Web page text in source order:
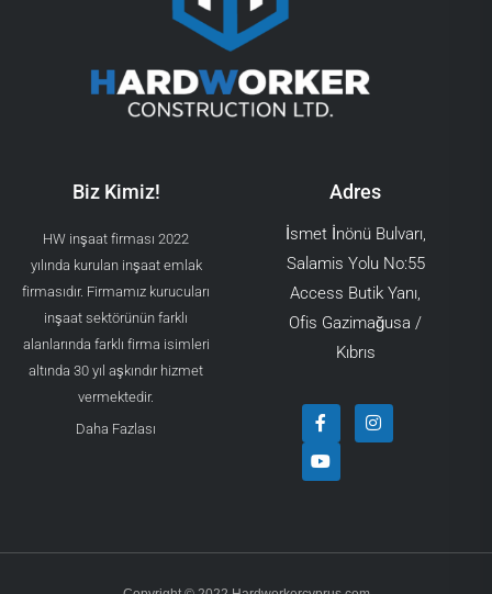
Biz Kimiz!
HW inşaat firması 2022
yılında kurulan inşaat emlak
firmasıdır. Firmamız kurucuları
inşaat sektörünün farklı
alanlarında farklı firma isimleri
altında 30 yıl aşkındır hizmet
vermektedir.
Daha Fazlası
Adres
İsmet İnönü Bulvarı,
Salamis Yolu No:55
Access Butik Yanı,
Ofis Gazimağusa /
Kıbrıs
F
a
e
b
-
I
n
s
m
Y
o
t
u